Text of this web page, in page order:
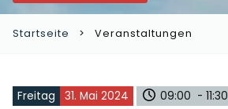
Startseite Veranstaltungen
Freitag 31. Mai 2024 09:00 - 11:30